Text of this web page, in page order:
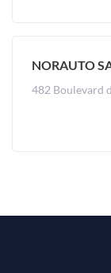
NORAUTO
482 Boulevard